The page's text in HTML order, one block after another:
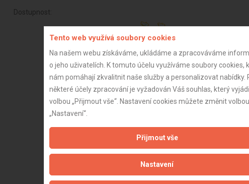
Dostupnost:
Tento web využívá soubory cookies
Na našem webu získáváme, ukládáme a zpracováváme
o jeho uživatelích. K tomuto účelu využíváme soubory cookies,
nám pomáhají zkvalitnit naše služby a personalizovat nabídky.
některé účely zpracování je vyžadován Váš souhlas, který
volbou „Přijmout vše“. Nastavení cookies můžete změnit volbou
„Nastavení“.
Přijmout vše
Nastavení